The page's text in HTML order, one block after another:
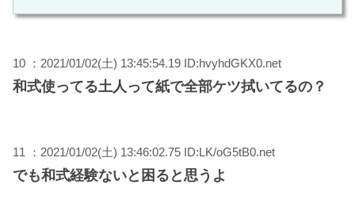
10 ：2021/01/02(土) 13:45:54.19 ID:hvyhdGKX0.net
和式使ってる土人って紙で全部ケツ拭いてるの？
11 ：2021/01/02(土) 13:46:02.75 ID:LK/oG5tB0.net
でも和式経験ないと困ると思うよ